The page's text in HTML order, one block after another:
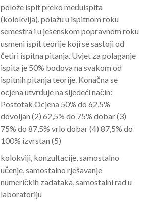
polože ispit preko međuispita
(kolokvija), polažu u ispitnom roku
semestra i u jesenskom popravnom roku
usmeni ispit teorije koji se sastoji od
četiri ispitna pitanja. Uvjet za polaganje
ispita je 50% bodova na svakom od
ispitnih pitanja teorije. Konačna se
ocjena utvrđuje na sljedeći način:
Postotak Ocjena 50% do 62,5%
dovoljan (2) 62,5% do 75% dobar (3)
75% do 87,5% vrlo dobar (4) 87,5% do
100% izvrstan (5)
kolokviji, konzultacije, samostalno
učenje, samostalno rješavanje
numeričkih zadataka, samostalni rad u
laboratoriju